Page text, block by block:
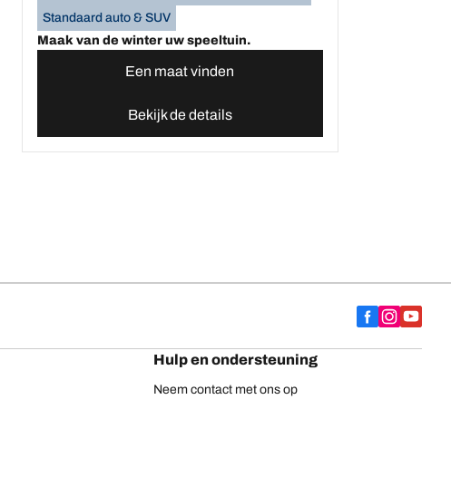
Standaard auto & SUV
Maak van de winter uw speeltuin.
Een maat vinden
Bekijk de details
Hulp en ondersteuning
Neem contact met ons op